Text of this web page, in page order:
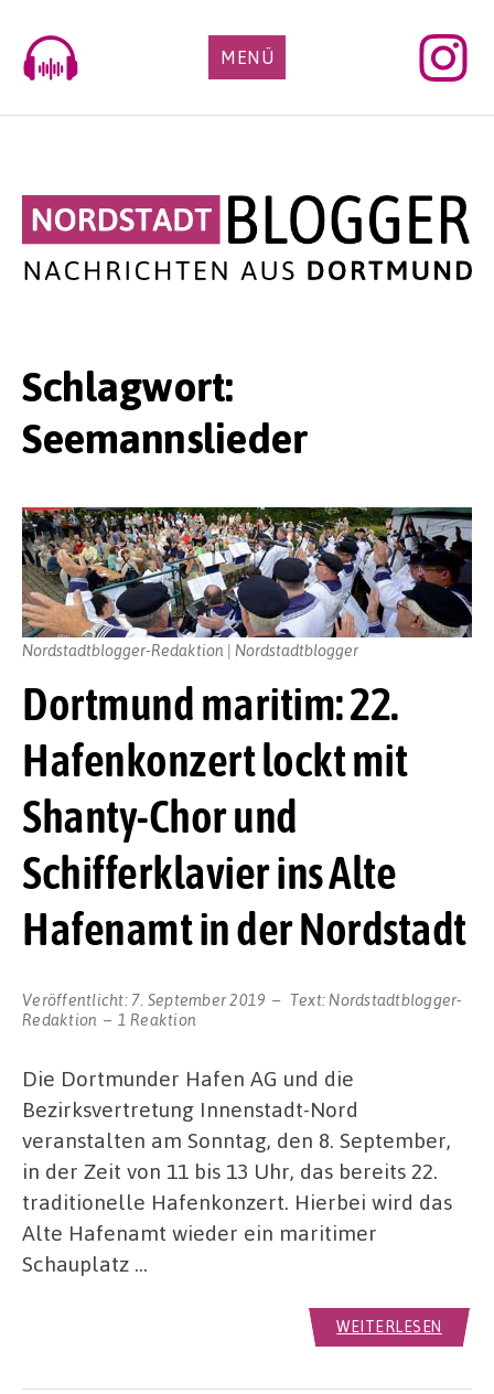
content
MENÜ
Schlagwort:
Seemannslieder
Dortmund maritim: 22.
Hafenkonzert lockt mit
Shanty-Chor und
Schifferklavier ins Alte
Hafenamt in der Nordstadt
Veröffentlicht: 7. September 2019 Text: Nordstadtblogger-
Redaktion
1 Reaktion
Nordstadtblogger-Redaktion | Nordstadtblogger
Die Dortmunder Hafen AG und die
Bezirksvertretung Innenstadt-Nord
veranstalten am Sonntag, den 8. September,
in der Zeit von 11 bis 13 Uhr, das bereits 22.
traditionelle Hafenkonzert. Hierbei wird das
Alte Hafenamt wieder ein maritimer
Schauplatz …
WEITERLESEN